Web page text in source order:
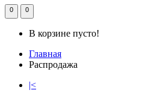
0 0
В корзине пусто!
Главная
Распродажа
|<